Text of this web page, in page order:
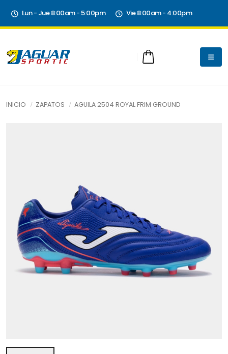
Lun - Jue 8:00am - 5:00pm Vie 8:00am - 4:00pm
INICIO ZAPATOS AGUILA 2504 ROYAL FRIM GROUND